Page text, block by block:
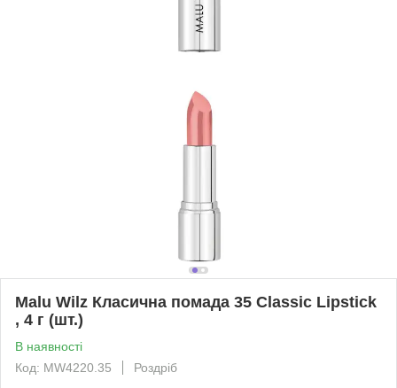
Malu Wilz Класична помада 35 Classic Lipstick
, 4 г (шт.)
В наявності
Код: MW4220.35
Роздріб